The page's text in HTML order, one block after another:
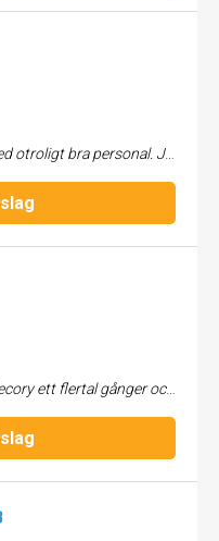
är söder om stan. John på Home in Harmony har hjälpt mig med inredningstips till min nybyggda 2:a.
blivit bra. Decory är snabba, flexibla med väldigt bra priser. Jag kommer definitivt att anlita Decory igen.